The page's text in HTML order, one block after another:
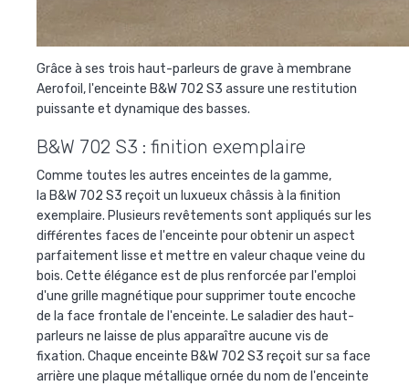
Grâce à ses trois haut-parleurs de grave à membrane
Aerofoil, l'enceinte B&W 702 S3 assure une restitution
puissante et dynamique des basses.
B&W 702 S3 : finition exemplaire
Comme toutes les autres enceintes de la gamme,
la B&W 702 S3 reçoit un luxueux châssis à la finition
exemplaire. Plusieurs revêtements sont appliqués sur les
différentes faces de l'enceinte pour obtenir un aspect
parfaitement lisse et mettre en valeur chaque veine du
bois. Cette élégance est de plus renforcée par l'emploi
d'une grille magnétique pour supprimer toute encoche
de la face frontale de l'enceinte. Le saladier des haut-
parleurs ne laisse de plus apparaître aucune vis de
fixation. Chaque enceinte B&W 702 S3 reçoit sur sa face
arrière une plaque métallique ornée du nom de l'enceinte